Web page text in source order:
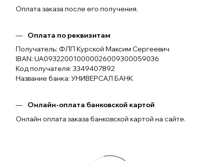
Оплата заказа после его получения.
Оплата по реквизитам
Получатель: ФЛП Курской Максим Сергеевич
IBAN: UA093220010000026009300059036
Код получателя: 3349407892
Название банка: УНИВЕРСАЛ БАНК
Онлайн-оплата банковской картой
Онлайн оплата заказа банковской картой на сайте.